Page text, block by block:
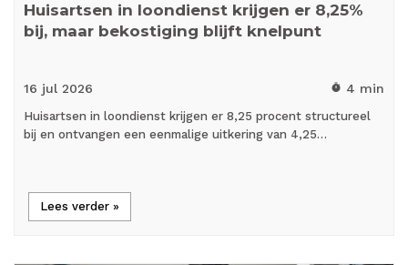
Huisartsen in loondienst krijgen er 8,25%
bij, maar bekostiging blijft knelpunt
16 jul 2026 timer 4 min
Huisartsen in loondienst krijgen er 8,25 procent structureel
bij en ontvangen een eenmalige uitkering van 4,25…
Lees verder »